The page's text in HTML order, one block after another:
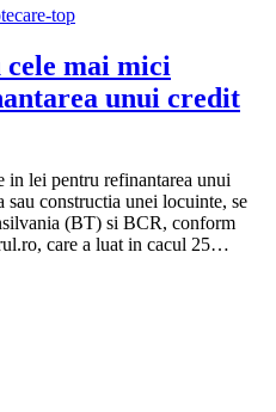
cele mai mici
unui credit
in lei pentru refinantarea unui
sau constructia unei locuinte, se
(BT) si BCR, conform
care a luat in cacul 25…